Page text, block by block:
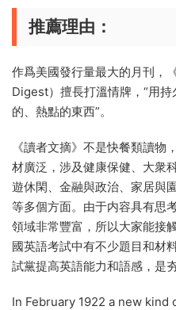
推薦理由 ：
作爲美國發行量最大的月刊，
Digest）擅長打溫情牌，“用
的、熱點的東西”。
《讀者文摘》不是快餐類讀物
材廣泛，涉及健康保健、大衆
遊休閑、金融與政治、家居與
等多個方面。由于内容具有思
領域非常豐富，所以大家能接
國英語考試中有不少題目和材
試黨提高英語能力和語感，是
In February 1922 a new kind